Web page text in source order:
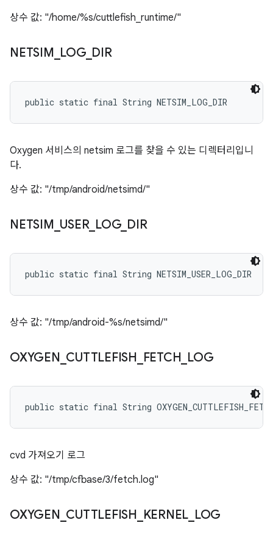
상수 값: "/home/%s/cuttlefish_runtime/"
NETSIM LOG_ DIR
public static final String NETSIM_LOG_DIR
Oxygen 서비스의 netsim 로그를 찾을 수 있는 디렉터리입니
다.
상수 값: "/tmp/android/netsimd/"
NETSIM USER_ LOG_ DIR
public static final String NETSIM_USER_LOG_DIR
상수 값: "/tmp/android-%s/netsimd/"
OXYGEN CUTTLEFISH FETCH LOG
public static final String
cvd 가져오기 로그
상수 값: "/tmp/cfbase/3/fetch.log"
OXYGEN CUTTLEFISH KERNEL LOG